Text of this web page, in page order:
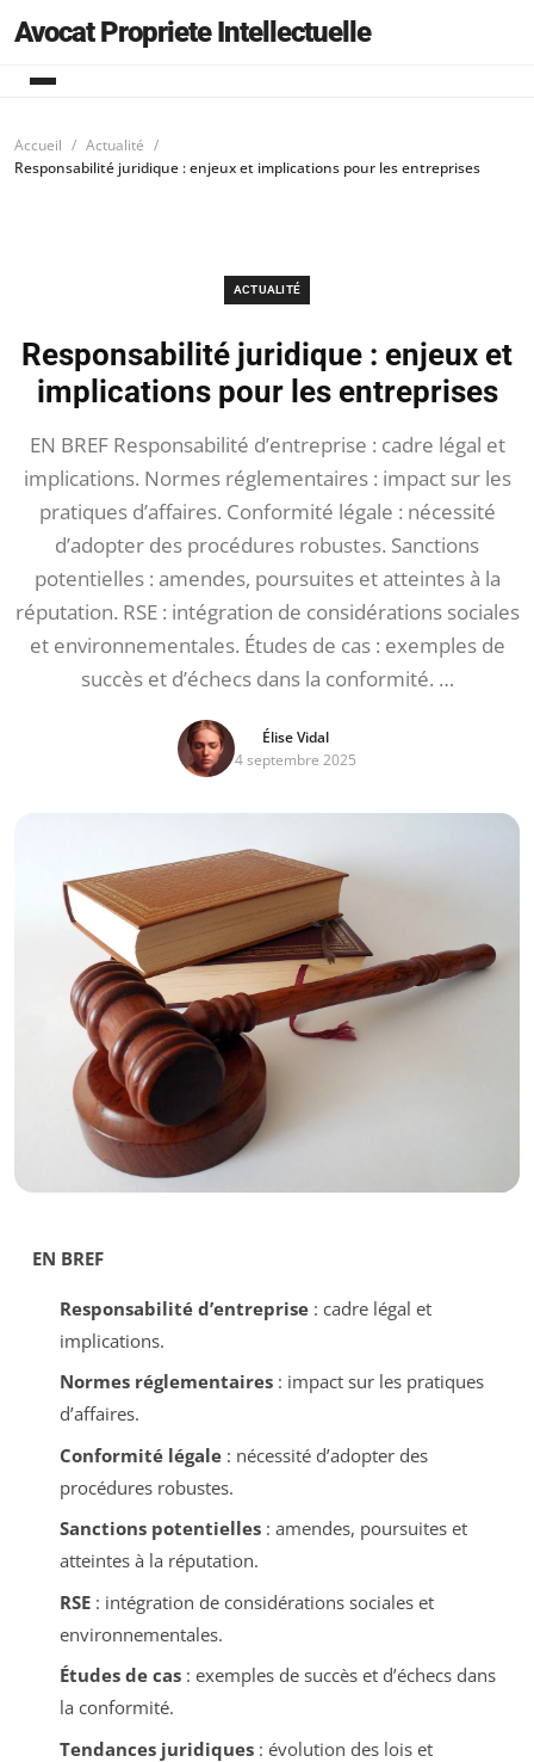
Avocat Propriete Intellectuelle
Accueil
Actualité
Responsabilité juridique : enjeux et implications pour les entreprises
ACTUALITÉ
Responsabilité juridique : enjeux et
implications pour les entreprises
EN BREF Responsabilité d’entreprise : cadre légal et
implications. Normes réglementaires : impact sur les
pratiques d’affaires. Conformité légale : nécessité
d’adopter des procédures robustes. Sanctions
potentielles : amendes, poursuites et atteintes à la
réputation. RSE : intégration de considérations sociales
et environnementales. Études de cas : exemples de
succès et d’échecs dans la conformité. …
Élise Vidal
4 septembre 2025
EN BREF
Responsabilité d’entreprise: cadre légal et
implications.
Normes réglementaires: impact sur les pratiques
d’affaires.
Conformité légale: nécessité d’adopter des
procédures robustes.
Sanctions potentielles: amendes, poursuites et
atteintes à la réputation.
RSE: intégration de considérations sociales et
environnementales.
Études de cas: exemples de succès et d’échecs dans
la conformité.
Tendances juridiques: évolution des lois et